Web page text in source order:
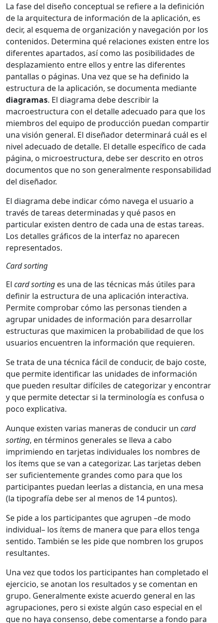
La fase del diseño conceptual se refiere a la definición
de la arquitectura de información de la aplicación, es
decir, al esquema de organización y navegación por los
contenidos. Determina qué relaciones existen entre los
diferentes apartados, así como las posibilidades de
desplazamiento entre ellos y entre las diferentes
pantallas o páginas. Una vez que se ha definido la
estructura de la aplicación, se documenta mediante
diagramas. El diagrama debe describir la
macroestructura con el detalle adecuado para que los
miembros del equipo de producción puedan compartir
una visión general. El diseñador determinará cuál es el
nivel adecuado de detalle. El detalle específico de cada
página, o microestructura, debe ser descrito en otros
documentos que no son generalmente responsabilidad
del diseñador.
El diagrama debe indicar cómo navega el usuario a
través de tareas determinadas y qué pasos en
particular existen dentro de cada una de estas tareas.
Los detalles gráficos de la interfaz no aparecen
representados.
Card sorting
El card sorting es una de las técnicas más útiles para
definir la estructura de una aplicación interactiva.
Permite comprobar cómo las personas tienden a
agrupar unidades de información para desarrollar
estructuras que maximicen la probabilidad de que los
usuarios encuentren la información que requieren.
Se trata de una técnica fácil de conducir, de bajo coste,
que permite identificar las unidades de información
que pueden resultar difíciles de categorizar y encontrar
y que permite detectar si la terminología es confusa o
poco explicativa.
Aunque existen varias maneras de conducir un card
sorting, en términos generales se lleva a cabo
imprimiendo en tarjetas individuales los nombres de
los ítems que se van a categorizar. Las tarjetas deben
ser suficientemente grandes como para que los
participantes puedan leerlas a distancia, en una mesa
(la tipografía debe ser al menos de 14 puntos).
Se pide a los participantes que agrupen –de modo
individual– los ítems de manera que para ellos tenga
sentido. También se les pide que nombren los grupos
resultantes.
Una vez que todos los participantes han completado el
ejercicio, se anotan los resultados y se comentan en
grupo. Generalmente existe acuerdo general en las
agrupaciones, pero si existe algún caso especial en el
que no haya consenso, debe comentarse a fondo para